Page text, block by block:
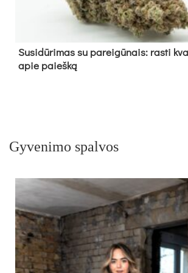
Su­si­dū­ri­mas su pa­rei­gū­nais: ras­ti
apie paieš­ką
Gyvenimo spalvos